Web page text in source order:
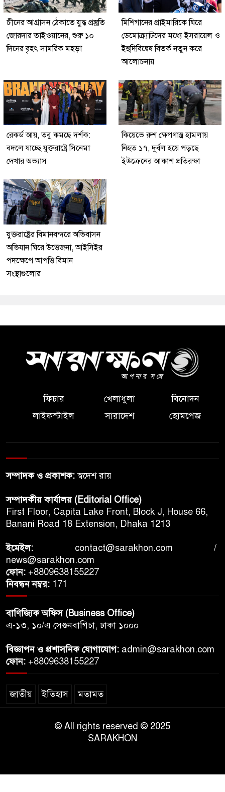
চীনের আগ্রাসন ঠেকাতে যুদ্ধ প্রস্তুতি
জোরদার তাইওয়ানের, শুরু ১০
দিনের বৃহৎ সামরিক মহড়া
মিশিগানের প্রাইমারিকে ঘিরে
ডেমোক্র্যাটদের মধ্যে ইসরায়েল ও
ইহুদিবিদ্বেষ বিতর্ক নতুন করে
আলোচনায়
রেকর্ড আয়, তবু কমছে দর্শক:
বদলে যাচ্ছে যুক্তরাষ্ট্রে সিনেমা
দেখার অভ্যাস
কিয়েভে রুশ ক্ষেপণাস্ত্র হামলায়
নিহত ১৭, দুর্বল হয়ে পড়ছে
ইউক্রেনের আকাশ প্রতিরক্ষা
যুক্তরাষ্ট্রের বিমানবন্দরে অভিবাসন
অভিযান ঘিরে উত্তেজনা, আইসিইর
পদক্ষেপে আপত্তি বিমান
সংস্থাগুলোর
ফিচার খেলাধুলা
বিনোদন
লাইফস্টাইল
সারাদেশ হোমপেজ
সম্পাদক ও প্রকাশক:স্বদেশ রায়
সম্পাদকীয় কার্যালয় (Editorial Office)
First Floor, Capita Lake Front, Block J, House 66,
Banani Road 18 Extension, Dhaka 1213
ইমেইল: contact@sarakhon.com /
news@sarakhon.com
ফোন: +8809638155227
নিবন্ধন নম্বর: 171
বাণিজ্যিক অফিস (Business Office)
এ-১৩, ১০/এ সেগুনবাগিচা, ঢাকা ১০০০
বিজ্ঞাপন ও প্রশাসনিক যোগাযোগ: admin@sarakhon.com
ফোন: +8809638155227
জাতীয় ইতিহাস মতামত
© All rights reserved © 2025
SARAKHON